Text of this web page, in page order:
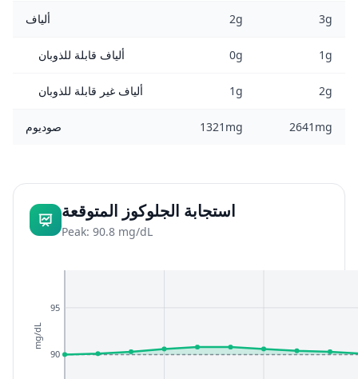
ألياف 2g 3g
ألياف قابلة للذوبان 0g 1g
ألياف غير قابلة للذوبان 1g 2g
صوديوم 1321mg 2641mg
استجابة الجلوكوز المتوقعة
Peak: 90.8 mg/dL
90
95
mg/dL